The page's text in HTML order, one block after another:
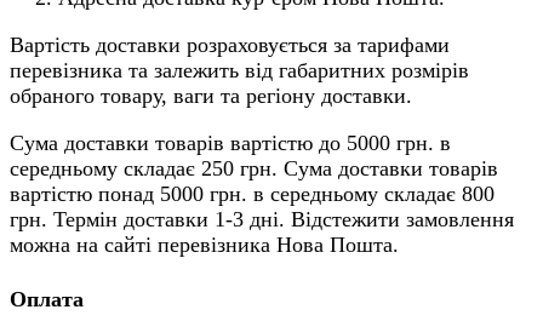
Вартість доставки розраховується за тарифами
перевізника та залежить від габаритних розмірів
обраного товару, ваги та регіону доставки.
Сума доставки товарів вартістю до 5000 грн. в
середньому складає 250 грн. Сума доставки товарів
вартістю понад 5000 грн. в середньому складає 800
грн. Термін доставки 1-3 дні. Відстежити замовлення
можна на сайті перевізника Нова Пошта.
Оплата